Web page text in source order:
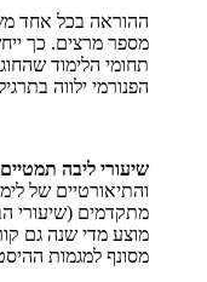
ההוראה בכל אחד
מספר מרצים. כך
תחומי הלימוד
הפנורמי ילווה
שיעורי ליבה תמטיים
והתיאורטיים של
מתקדמים (שיעורי
מוצע מדי שנה גם
מסונף למגמות